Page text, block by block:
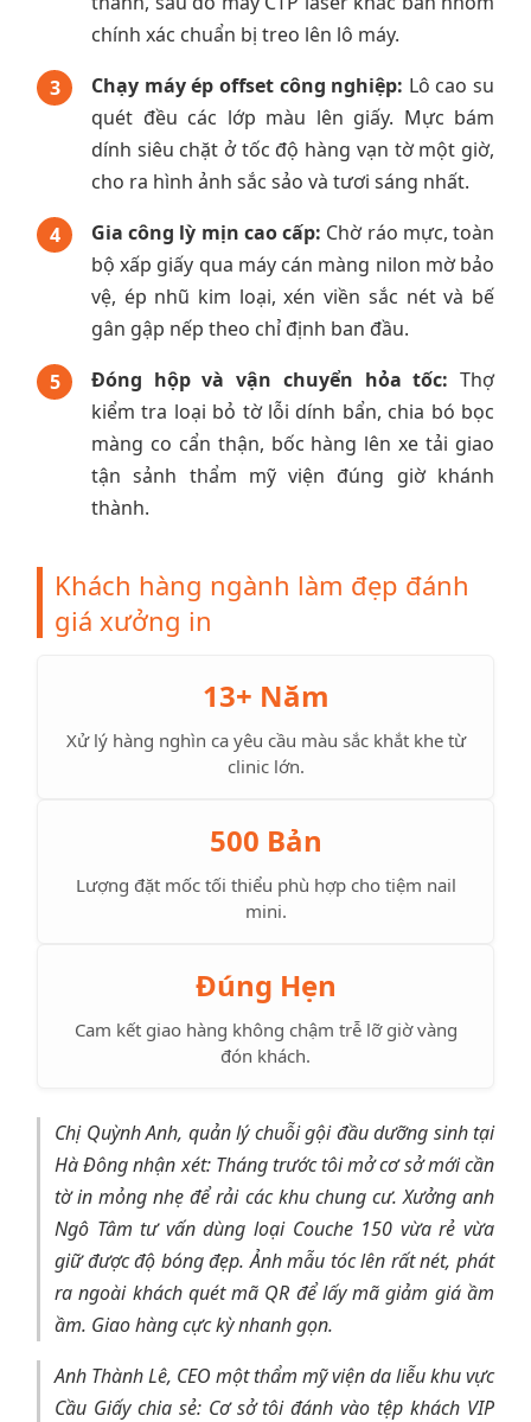
chính xác chuẩn bị treo lên lô máy.
3 Chạy máy ép offset công nghiệp: Lô cao su
quét đều các lớp màu lên giấy. Mực bám
dính siêu chặt ở tốc độ hàng vạn tờ một giờ,
cho ra hình ảnh sắc sảo và tươi sáng nhất.
4 Gia công lỳ mịn cao cấp: Chờ ráo mực, toàn
bộ xấp giấy qua máy cán màng nilon mờ bảo
vệ, ép nhũ kim loại, xén viền sắc nét và bế
gân gập nếp theo chỉ định ban đầu.
5 Đóng hộp và vận chuyển hỏa tốc: Thợ
kiểm tra loại bỏ tờ lỗi dính bẩn, chia bó bọc
màng co cẩn thận, bốc hàng lên xe tải giao
tận sảnh thẩm mỹ viện đúng giờ khánh
thành.
Khách hàng ngành làm đẹp đánh
giá xưởng in
13+ Năm
Xử lý hàng nghìn ca yêu cầu màu sắc khắt khe từ
clinic lớn.
500 Bản
Lượng đặt mốc tối thiểu phù hợp cho tiệm nail
mini.
Đúng Hẹn
Cam kết giao hàng không chậm trễ lỡ giờ vàng
đón khách.
Chị Quỳnh Anh, quản lý chuỗi gội đầu dưỡng sinh tại
Hà Đông nhận xét: Tháng trước tôi mở cơ sở mới cần
tờ in mỏng nhẹ để rải các khu chung cư. Xưởng anh
Ngô Tâm tư vấn dùng loại Couche 150 vừa rẻ vừa
giữ được độ bóng đẹp. Ảnh mẫu tóc lên rất nét, phát
ra ngoài khách quét mã QR để lấy mã giảm giá ầm
ầm. Giao hàng cực kỳ nhanh gọn.
Anh Thành Lê, CEO một thẩm mỹ viện da liễu khu vực
Cầu Giấy chia sẻ: Cơ sở tôi đánh vào tệp khách VIP